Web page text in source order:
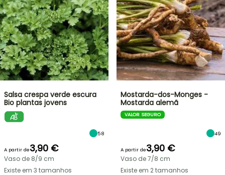
Salsa crespa verde escura
Bio plantas jovens
58
A partir de3,90 €
Vaso de 8/9 cm
Existe em 3 tamanhos
Mostarda-dos-Monges -
Mostarda alemã
VALOR SEGURO
49
A partir de3,90 €
Vaso de 7/8 cm
Existe em 2 tamanhos